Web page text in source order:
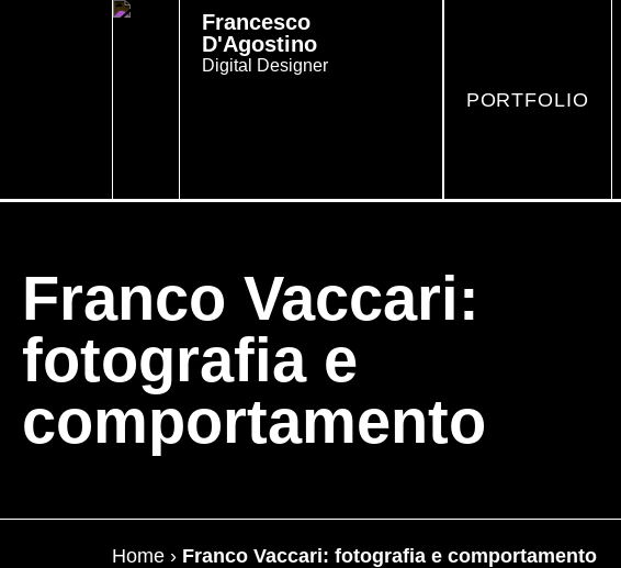
Francesco
D'Agostino
Digital Designer
PORTFOLIO
Franco Vaccari:
fotografia e
comportamento
Home › Franco Vaccari: fotografia e comportamento